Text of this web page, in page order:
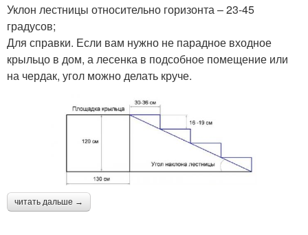
Уклон лестницы относительно горизонта – 23-45
градусов;
Для справки. Если вам нужно не парадное входное
крыльцо в дом, а лесенка в подсобное помещение или
на чердак, угол можно делать круче.
читать дальше →